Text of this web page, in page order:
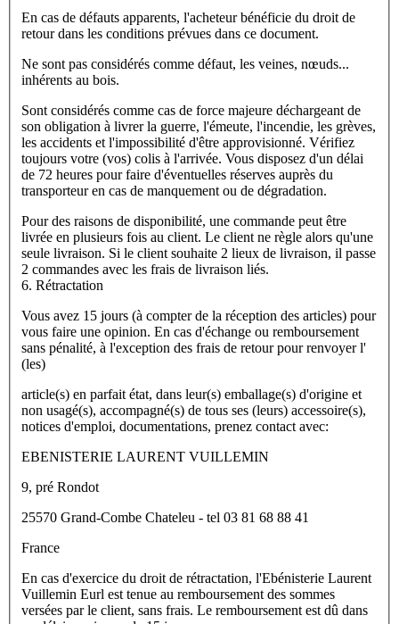
En cas de défauts apparents, l'acheteur bénéficie du droit de
retour dans les conditions prévues dans ce document.
Ne sont pas considérés comme défaut, les veines, nœuds...
inhérents au bois.
Sont considérés comme cas de force majeure déchargeant de
son obligation à livrer la guerre, l'émeute, l'incendie, les grèves,
les accidents et l'impossibilité d'être approvisionné. Vérifiez
toujours votre (vos) colis à l'arrivée. Vous disposez d'un délai
de 72 heures pour faire d'éventuelles réserves auprès du
transporteur en cas de manquement ou de dégradation.
Pour des raisons de disponibilité, une commande peut être
livrée en plusieurs fois au client. Le client ne règle alors qu'une
seule livraison. Si le client souhaite 2 lieux de livraison, il passe
2 commandes avec les frais de livraison liés.
6. Rétractation
Vous avez 15 jours (à compter de la réception des articles) pour
vous faire une opinion. En cas d'échange ou remboursement
sans pénalité, à l'exception des frais de retour pour renvoyer l'
(les)
article(s) en parfait état, dans leur(s) emballage(s) d'origine et
non usagé(s), accompagné(s) de tous ses (leurs) accessoire(s),
notices d'emploi, documentations, prenez contact avec:
EBENISTERIE LAURENT VUILLEMIN
9, pré Rondot
25570 Grand-Combe Chateleu - tel 03 81 68 88 41
France
En cas d'exercice du droit de rétractation, l'Ebénisterie Laurent
Vuillemin Eurl est tenue au remboursement des sommes
versées par le client, sans frais. Le remboursement est dû dans